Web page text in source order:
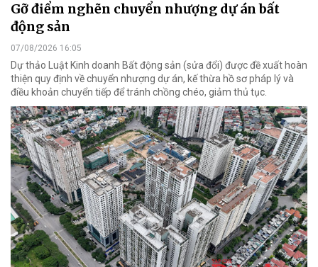
Gỡ điểm nghẽn chuyển nhượng dự án bất
động sản
07/08/2026 16:05
Dự thảo Luật Kinh doanh Bất động sản (sửa đổi) được đề xuất hoàn
thiện quy định về chuyển nhượng dự án, kế thừa hồ sơ pháp lý và
điều khoản chuyển tiếp để tránh chồng chéo, giảm thủ tục.